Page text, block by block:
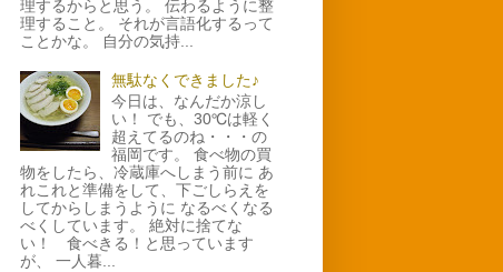
理するからと思う。 伝わるように整
理すること。 それが言語化するって
ことかな。 自分の気持...
無駄なくできました♪
今日は、なんだか涼し
い！ でも、30℃は軽く
超えてるのね・・・の
福岡です。 食べ物の買
物をしたら、冷蔵庫へしまう前に あ
れこれと準備をして、下ごしらえを
してからしまうように なるべくなる
べくしています。 絶対に捨てな
い！ 食べきる！と思っています
が、 一人暮...